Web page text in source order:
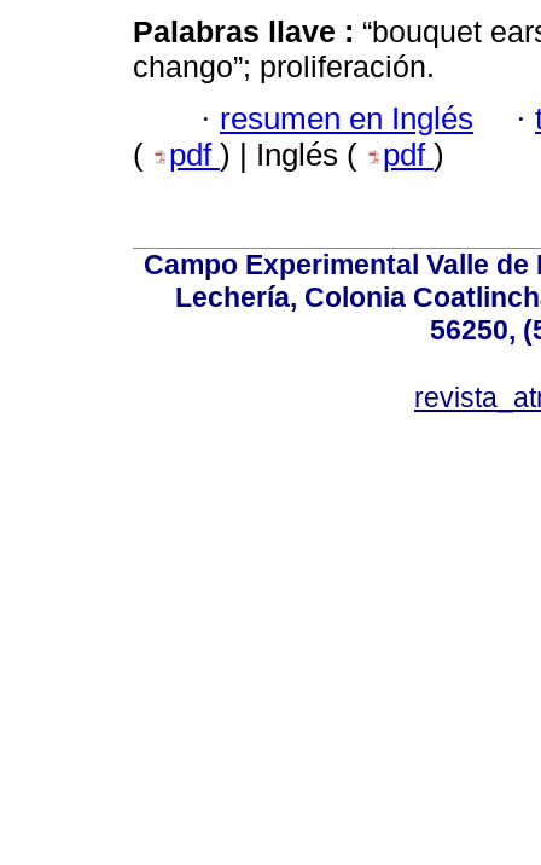
Palabras llave : “bouquet
chango”; proliferación.
· resumen en Inglés ·
(
pdf ) | Inglés ( pdf )
Campo Experimental Valle
Lechería, Colonia
56250,